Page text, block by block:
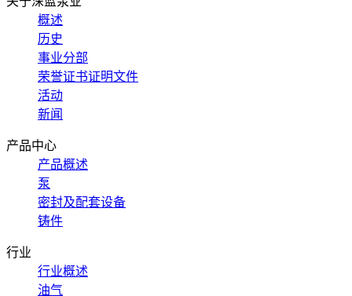
概述
历史
事业分部
荣誉证书证明文件
活动
新闻
产品中心
产品概述
泵
密封及配套设备
铸件
行业
行业概述
油气